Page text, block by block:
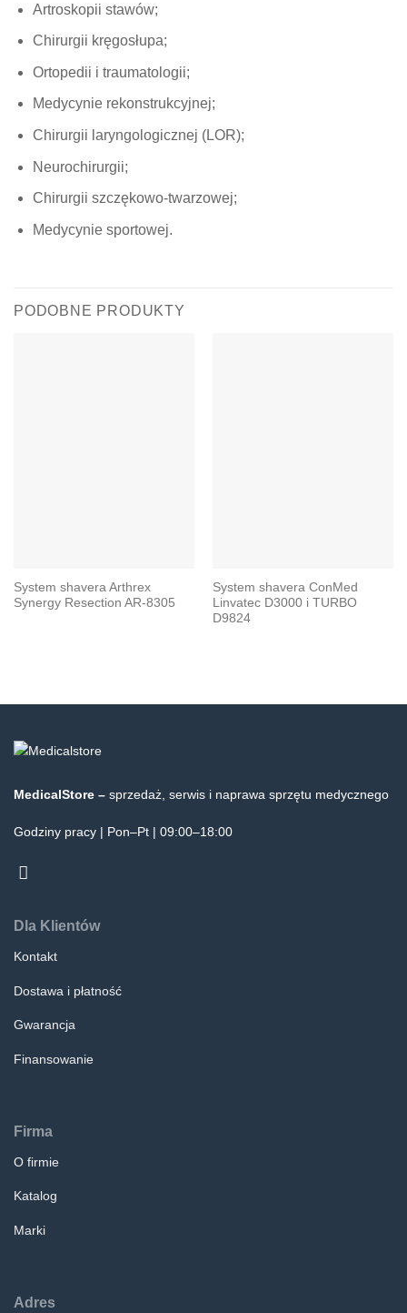
Artroskopii stawów;
Chirurgii kręgosłupa;
Ortopedii i traumatologii;
Medycynie rekonstrukcyjnej;
Chirurgii laryngologicznej (LOR);
Neurochirurgii;
Chirurgii szczękowo-twarzowej;
Medycynie sportowej.
PODOBNE PRODUKTY
System shavera Arthrex
Synergy Resection AR-8305
System shavera ConMed
Linvatec D3000 i TURBO
D9824
MedicalStore – sprzedaż, serwis i naprawa sprzętu medycznego
Godziny pracy | Pon–Pt | 09:00–18:00
Dla Klientów
Kontakt
Dostawa i płatność
Gwarancja
Finansowanie
Firma
O firmie
Katalog
Marki
Adres